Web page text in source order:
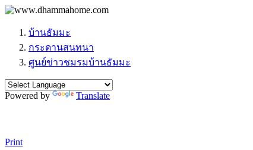
บ้านธัมมะ
กระดานสนทนา
ศูนย์ข่าวชมรมบ้านธัมมะ
Powered by Translate
Print